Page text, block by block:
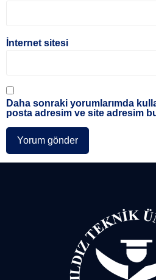
İnternet sitesi
Daha sonraki yorumlarımda
posta adresim ve site adresim